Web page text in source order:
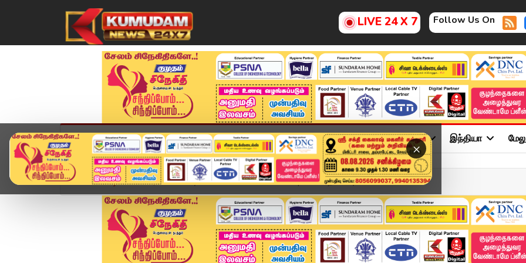
LIVE 24 X 7 Follow Us On
×
முகப்பு விளையாட்டு அண்மை தமிழ்நாடு சினிமா அரசியல் விளையாட்டு இந்தியா
Home வீடியோ ஸ்டோரி Today Headlines - 30 June 2026 | 7 மணி தலைப்புச...